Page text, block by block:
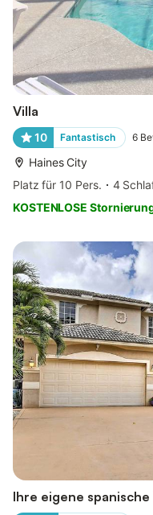
Villa
10 Fantastisch 6
Haines City
Platz für 10 Pers.
4
KOSTENLOSE
Ihre eigene spanische